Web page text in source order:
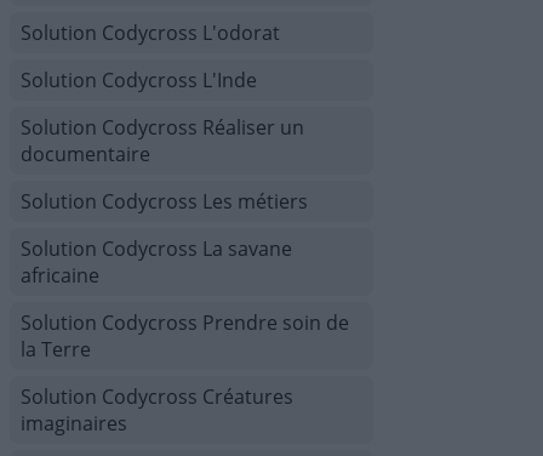
Solution Codycross L'odorat
Solution Codycross L'Inde
Solution Codycross Réaliser un
documentaire
Solution Codycross Les métiers
Solution Codycross La savane
africaine
Solution Codycross Prendre soin de
la Terre
Solution Codycross Créatures
imaginaires